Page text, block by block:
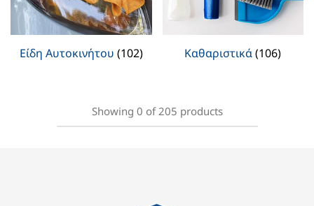
Είδη Αυτοκινήτου (102) Καθαριστικά(106)
Showing 0 of 205 products